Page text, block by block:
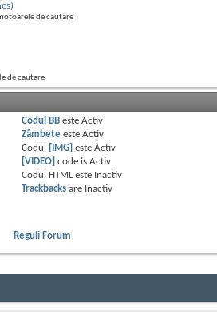
de cautare
de cautare
Codul BB esteActiv
Zâmbete esteActiv
Codul
[IMG] esteActiv
[VIDEO] code isActiv
Codul HTML este Inactiv
Trackbacks are Inactiv
Reguli Forum